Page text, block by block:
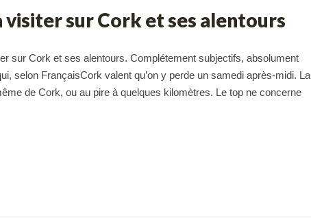
visiter sur Cork et ses alentours
sur Cork et ses alentours. Complétement subjectifs, absolument
selon FrançaisCork valent qu’on y perde un samedi après-midi. La
de Cork, ou au pire à quelques kilomètres. Le top ne concerne